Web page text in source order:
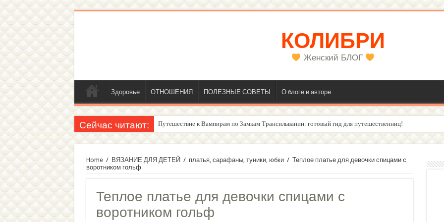
КОЛИБРИ
Женский БЛОГ
Здоровье ОТНОШЕНИЯ ПОЛЕЗНЫЕ СОВЕТЫ О блоге и авторе
Сейчас читают: Путешествие к Вампирам по Замкам Трансильвании: готовый гид для путешественниц!
Женский внутренний голос
Home / ВЯЗАНИЕ ДЛЯ ДЕТЕЙ / платья, сарафаны, туники, юбки / Теплое платье для девочки спицами с
воротником гольф
Теплое платье для девочки спицами с
воротником гольф